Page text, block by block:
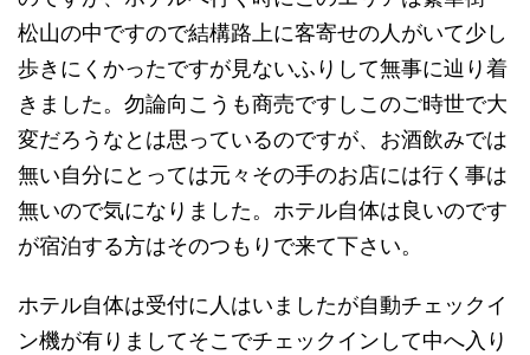
松山の中ですので結構路上に客寄せの人がいて少し
歩きにくかったですが見ないふりして無事に辿り着
きました。勿論向こうも商売ですしこのご時世で大
変だろうなとは思っているのですが、お酒飲みでは
無い自分にとっては元々その手のお店には行く事は
無いので気になりました。ホテル自体は良いのです
が宿泊する方はそのつもりで来て下さい。
ホテル自体は受付に人はいましたが自動チェックイ
ン機が有りましてそこでチェックインして中へ入り